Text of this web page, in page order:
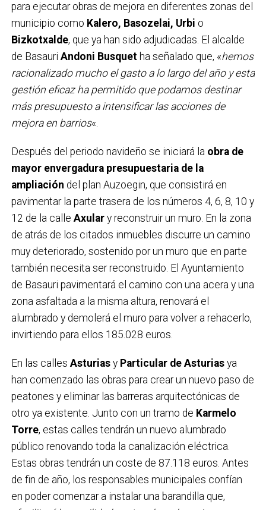
para ejecutar obras de mejora en diferentes zonas del
municipio como Kalero, Basozelai, Urbi o
Bizkotxalde, que ya han sido adjudicadas. El alcalde
de Basauri Andoni Busquetha señalado que, «hemos
racionalizado mucho el gasto a lo largo del año y esta
gestión eficaz ha permitido que podamos destinar
más presupuesto a intensificar las acciones de
mejora en barrios«.
Después del periodo navideño se iniciará la obra de
mayor envergadura presupuestaria de la
ampliación del plan Auzoegin, que consistirá en
pavimentar la parte trasera de los números 4, 6, 8, 10 y
12 de la calle Axulary reconstruir un muro. En la zona
de atrás de los citados inmuebles discurre un camino
muy deteriorado, sostenido por un muro que en parte
también necesita ser reconstruido. El Ayuntamiento
de Basauri pavimentará el camino con una acera y una
zona asfaltada a la misma altura, renovará el
alumbrado y demolerá el muro para volver a rehacerlo,
invirtiendo para ellos 185.028 euros.
En las calles Asturias y Particular de Asturiasya
han comenzado las obras para crear un nuevo paso de
peatones y eliminar las barreras arquitectónicas de
otro ya existente. Junto con un tramo de Karmelo
Torre, estas calles tendrán un nuevo alumbrado
público renovando toda la canalización eléctrica.
Estas obras tendrán un coste de 87.118 euros. Antes
de fin de año, los responsables municipales confían
en poder comenzar a instalar una barandilla que,